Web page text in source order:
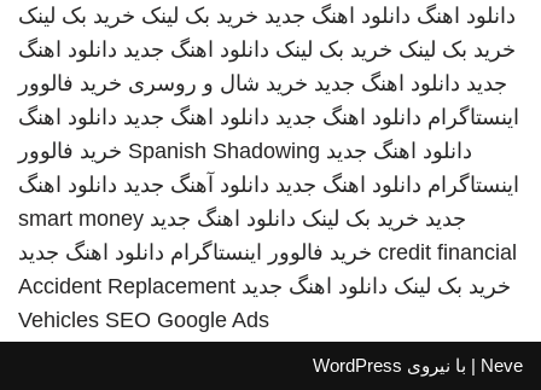
دانلود اهنگ دانلود اهنگ جدید خرید بک لینک خرید بک لینک
خرید بک لینک خرید بک لینک دانلود اهنگ جدید دانلود اهنگ
جدید دانلود اهنگ جدید خرید شال و روسری خرید فالوور
اینستاگرام دانلود اهنگ جدید دانلود اهنگ جدید دانلود اهنگ
دانلود اهنگ جدید Spanish Shadowing خرید فالوور
اینستاگرام دانلود اهنگ جدید دانلود آهنگ جدید دانلود اهنگ
جدید خرید بک لینک دانلود اهنگ جدید smart money
credit financial خرید فالوور اینستاگرام دانلود اهنگ جدید
خرید بک لینک دانلود اهنگ جدید Accident Replacement
Vehicles SEO Google Ads
Neve | با نیروی WordPress